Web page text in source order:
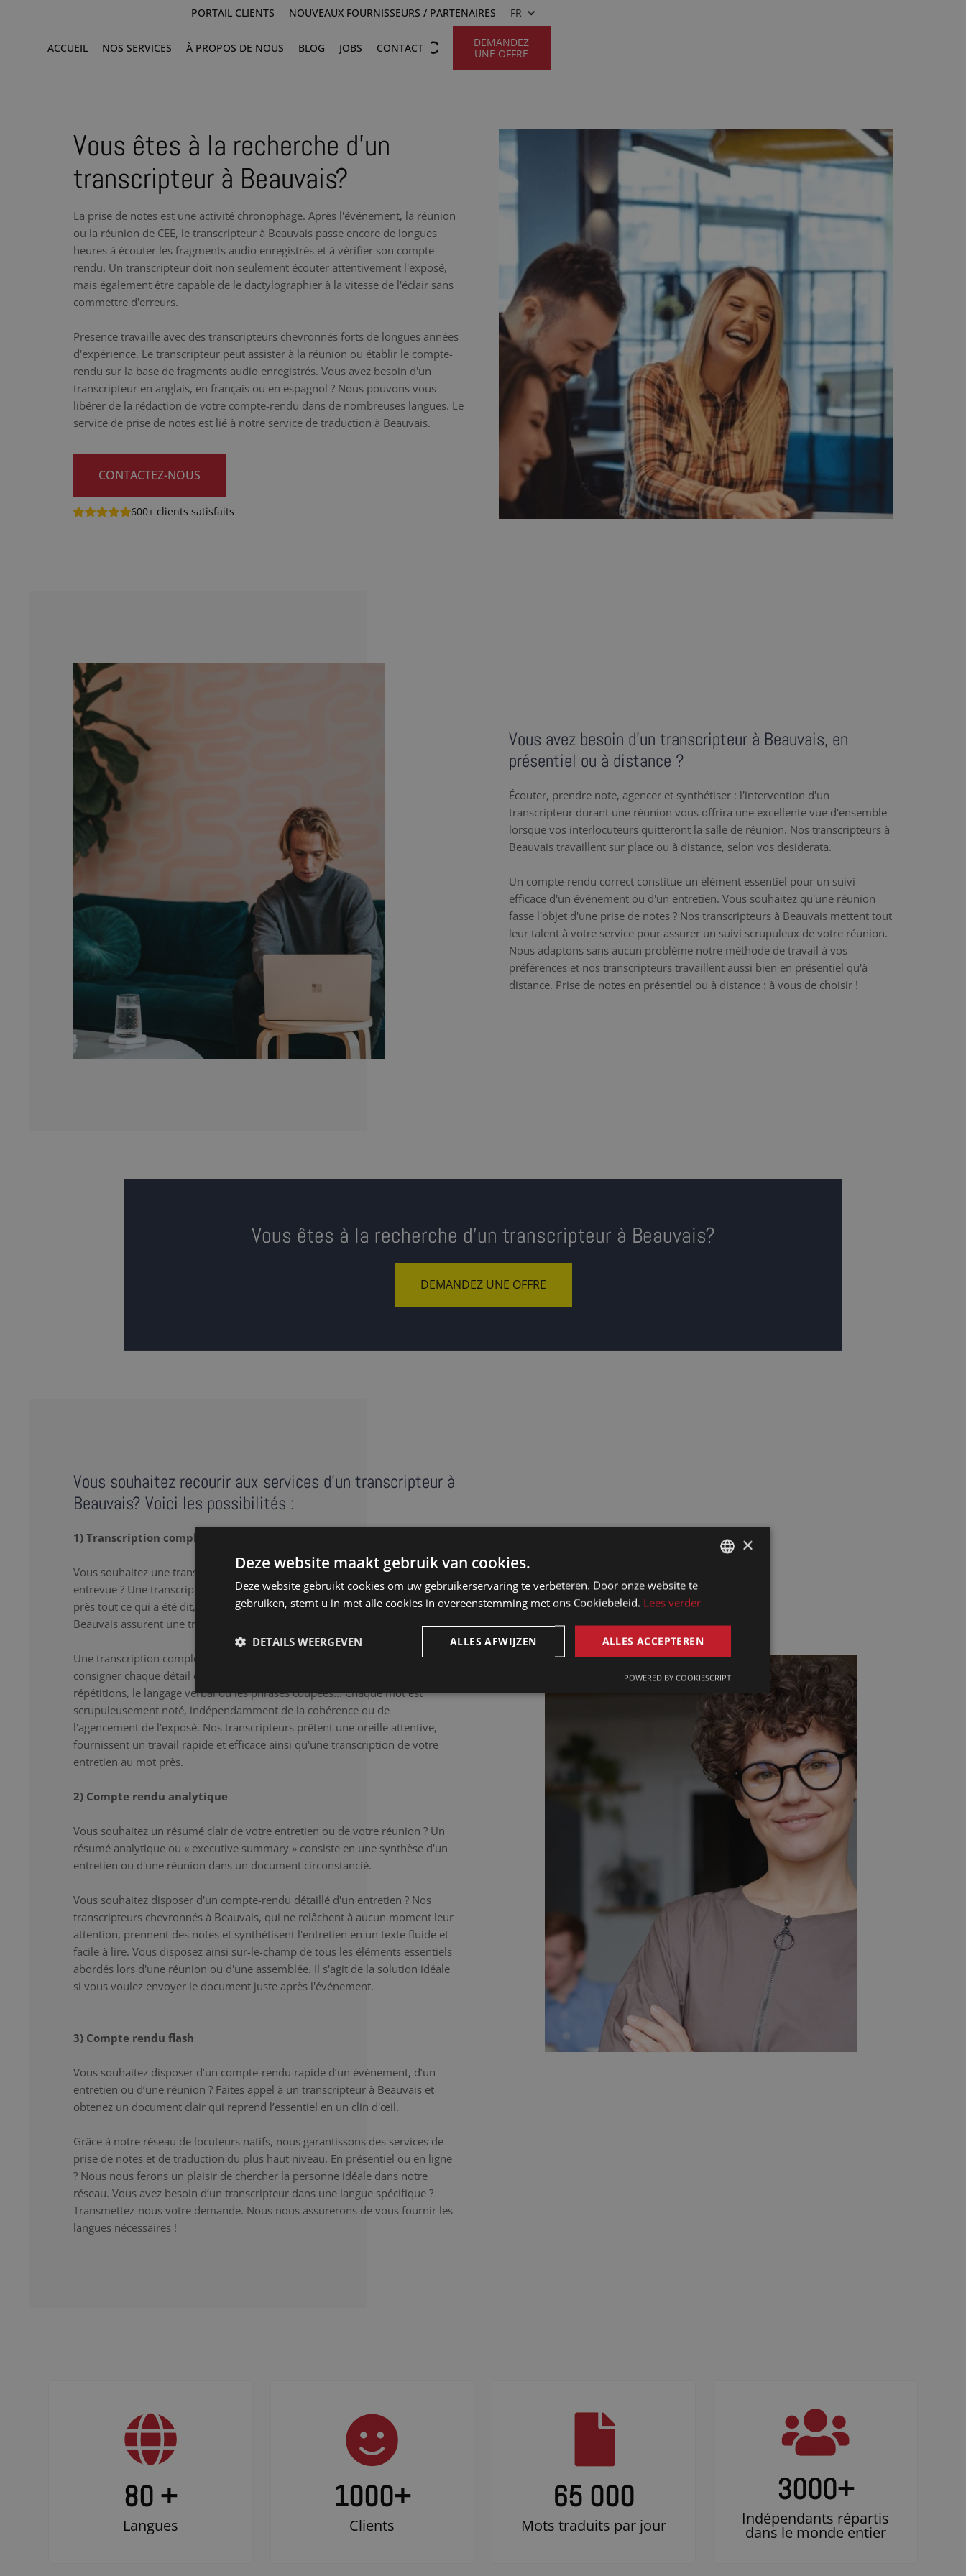
PORTAIL CLIENTS NOUVEAUX FOURNISSEURS / PARTENAIRES FR
ACCUEIL NOS SERVICES À PROPOS DE NOUS BLOG JOBS CONTACT
DEMANDEZ
UNE OFFRE
Vous êtes à la recherche d’un
transcripteur à Beauvais?
La prise de notes est une activité chronophage. Après l'événement, la réunion
ou la réunion de CEE, le transcripteur à Beauvais passe encore de longues
heures à écouter les fragments audio enregistrés et à vérifier son compte-
rendu. Un transcripteur doit non seulement écouter attentivement l'exposé,
mais également être capable de le dactylographier à la vitesse de l'éclair sans
commettre d'erreurs.
Presence travaille avec des transcripteurs chevronnés forts de longues années
d'expérience. Le transcripteur peut assister à la réunion ou établir le compte-
rendu sur la base de fragments audio enregistrés. Vous avez besoin d'un
transcripteur en anglais, en français ou en espagnol ? Nous pouvons vous
libérer de la rédaction de votre compte-rendu dans de nombreuses langues. Le
service de prise de notes est lié à notre service de traduction à Beauvais.
CONTACTEZ-NOUS
600+ clients satisfaits
Vous avez besoin d’un transcripteur à Beauvais, en
présentiel ou à distance ?
Écouter, prendre note, agencer et synthétiser : l'intervention d'un
transcripteur durant une réunion vous offrira une excellente vue d'ensemble
lorsque vos interlocuteurs quitteront la salle de réunion. Nos transcripteurs à
Beauvais travaillent sur place ou à distance, selon vos desiderata.
Un compte-rendu correct constitue un élément essentiel pour un suivi
efficace d'un événement ou d'un entretien. Vous souhaitez qu'une réunion
fasse l'objet d'une prise de notes ? Nos transcripteurs à Beauvais mettent tout
leur talent à votre service pour assurer un suivi scrupuleux de votre réunion.
Nous adaptons sans aucun problème notre méthode de travail à vos
préférences et nos transcripteurs travaillent aussi bien en présentiel qu'à
distance. Prise de notes en présentiel ou à distance : à vous de choisir !
Vous êtes à la recherche d’un transcripteur à Beauvais?
DEMANDEZ UNE OFFRE
Vous souhaitez recourir aux services d'un transcripteur à
Beauvais? Voici les possibilités :
1) Transcription complète
Vous souhaitez une transcription verbatim de votre réunion, entretien ou
entrevue ? Une transcription complète ou « full transcript » reprend au mot
près tout ce qui a été dit, y compris les 'hum’ et les ‘euh’. Nos transcripteurs à
Beauvais assurent une transcription correcte et détaillée.
Une transcription complète constitue la solution idéale si vous souhaitez
consigner chaque détail de l'entretien au mot près. Les tics de langage, les
répétitions, le langage verbal ou les phrases coupées... Chaque mot est
scrupuleusement noté, indépendamment de la cohérence ou de
l'agencement de l'exposé. Nos transcripteurs prêtent une oreille attentive,
fournissent un travail rapide et efficace ainsi qu'une transcription de votre
entretien au mot près.
2) Compte rendu analytique
Vous souhaitez un résumé clair de votre entretien ou de votre réunion ? Un
résumé analytique ou « executive summary » consiste en une synthèse d'un
entretien ou d'une réunion dans un document circonstancié.
Vous souhaitez disposer d'un compte-rendu détaillé d'un entretien ? Nos
transcripteurs chevronnés à Beauvais, qui ne relâchent à aucun moment leur
attention, prennent des notes et synthétisent l'entretien en un texte fluide et
facile à lire. Vous disposez ainsi sur-le-champ de tous les éléments essentiels
abordés lors d'une réunion ou d'une assemblée. Il s'agit de la solution idéale
si vous voulez envoyer le document juste après l'événement.
3) Compte rendu flash
Vous souhaitez disposer d’un compte-rendu rapide d’un événement, d’un
entretien ou d’une réunion ? Faites appel à un transcripteur à Beauvais et
obtenez un document clair qui reprend l’essentiel en un clin d'œil.
Grâce à notre réseau de locuteurs natifs, nous garantissons des services de
prise de notes et de traduction du plus haut niveau. En présentiel ou en ligne
? Nous nous ferons un plaisir de chercher la personne idéale dans notre
réseau. Vous avez besoin d’un transcripteur dans une langue spécifique ?
Transmettez-nous votre demande. Nous nous assurerons de vous fournir les
langues nécessaires !
80 +
Langues
1000+
Clients
65 000
Mots traduits par jour
3000+
Indépendants répartis
dans le monde entier
FRENCH
ENGLISH
×
Deze website maakt gebruik van cookies.
Deze website gebruikt cookies om uw gebruikerservaring te verbeteren. Door onze website te
gebruiken, stemt u in met alle cookies in overeenstemming met ons Cookiebeleid. Lees verder
ALLES ACCEPTEREN
ALLES AFWIJZEN
DETAILS WEERGEVEN
POWERED BY COOKIESCRIPT